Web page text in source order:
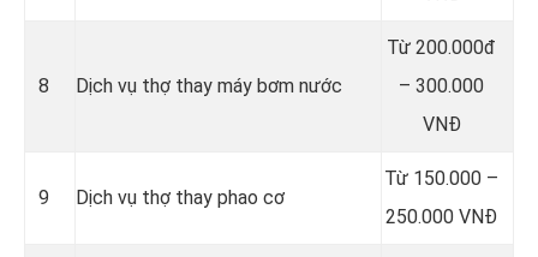
8 Dịch vụ thợ thay máy bơm nước
Từ 200.000đ
– 300.000
VNĐ
9 Dịch vụ thợ thay phao cơ
Từ 150.000 –
250.000 VNĐ